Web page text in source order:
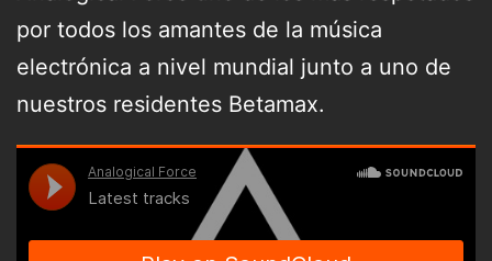
por todos los amantes de la música
electrónica a nivel mundial junto a uno de
nuestros residentes Betamax.